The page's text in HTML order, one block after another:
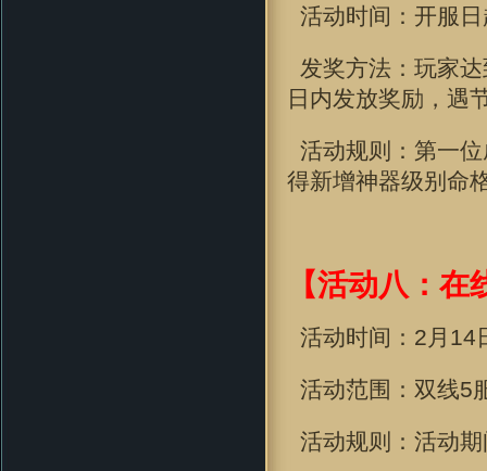
活动时间：开服
发奖方法：玩家
日内发放奖励，遇
活动规则：第一
得新增神器级别命
【活动八：
活动时间：2 月
活动范围：双线5
活动规则：活动